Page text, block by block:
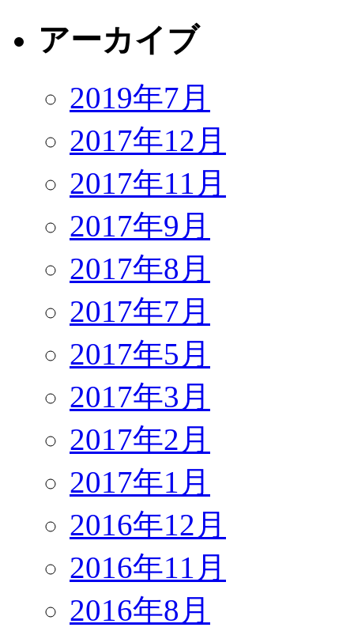
アーカイブ
2019年7月
2017年12月
2017年11月
2017年9月
2017年8月
2017年7月
2017年5月
2017年3月
2017年2月
2017年1月
2016年12月
2016年11月
2016年8月